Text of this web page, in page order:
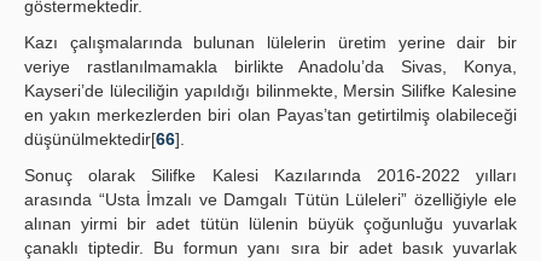
göstermektedir.
Kazı çalışmalarında bulunan lülelerin üretim yerine dair bir
veriye rastlanılmamakla birlikte Anadolu’da Sivas, Konya,
Kayseri’de lüleciliğin yapıldığı bilinmekte, Mersin Silifke Kalesine
en yakın merkezlerden biri olan Payas’tan getirtilmiş olabileceği
düşünülmektedir[66].
Sonuç olarak Silifke Kalesi Kazılarında 2016-2022 yılları
arasında “Usta İmzalı ve Damgalı Tütün Lüleleri” özelliğiyle ele
alınan yirmi bir adet tütün lülenin büyük çoğunluğu yuvarlak
çanaklı tiptedir. Bu formun yanı sıra bir adet basık yuvarlak